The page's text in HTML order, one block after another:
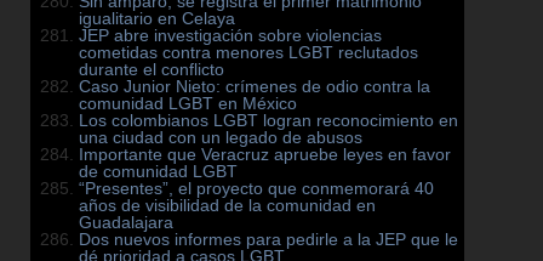
igualitario en Celaya
JEP abre investigación sobre violencias
cometidas contra menores LGBT reclutados
durante el conflicto
Caso Junior Nieto: crímenes de odio contra la
comunidad LGBT en México
Los colombianos LGBT logran reconocimiento en
una ciudad con un legado de abusos
Importante que Veracruz apruebe leyes en favor
de comunidad LGBT
“Presentes”, el proyecto que conmemorará 40
años de visibilidad de la comunidad en
Guadalajara
Dos nuevos informes para pedirle a la JEP que le
dé prioridad a casos LGBT